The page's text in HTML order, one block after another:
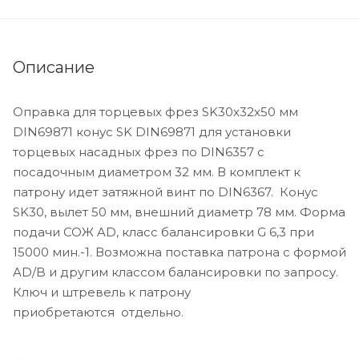
Описание
Оправка для торцевых фрез SK30x32x50 мм
DIN69871 конус SK DIN69871 для установки
торцевых насадных фрез по DIN6357 с
посадочным диаметром 32 мм. В комплект к
патрону идет затяжной винт по DIN6367. Конус
SK30, вылет 50 мм, внешний диаметр 78 мм. Форма
подачи СОЖ AD, класс балансировки G 6,3 при
15000 мин.-1. Возможна поставка патрона с формой
AD/B и другим классом балансировки по запросу.
Ключ и штревель к патрону
приобретаются отдельно.